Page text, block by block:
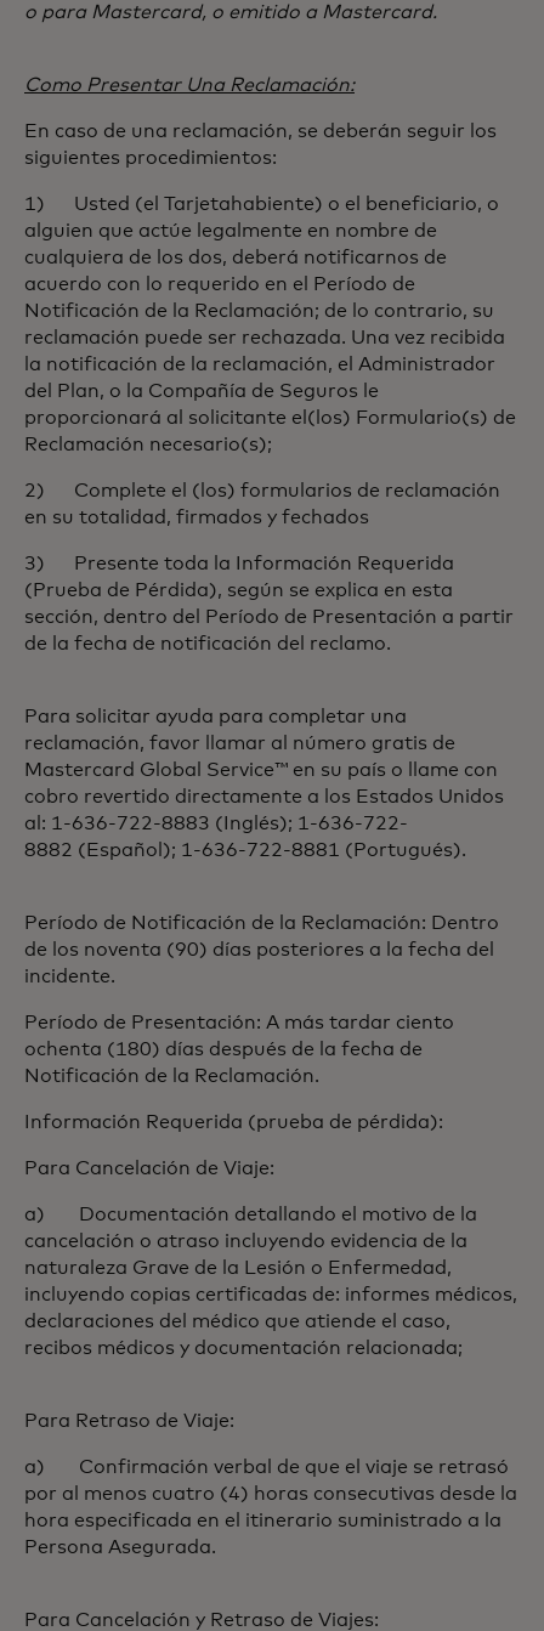
o para Mastercard, o emitido a Mastercard.
Como Presentar Una Reclamación:
En caso de una reclamación, se deberán seguir los
siguientes procedimientos:
1) Usted (el Tarjetahabiente) o el beneficiario, o
alguien que actúe legalmente en nombre de
cualquiera de los dos, deberá notificarnos de
acuerdo con lo requerido en el Período de
Notificación de la Reclamación; de lo contrario, su
reclamación puede ser rechazada. Una vez recibida
la notificación de la reclamación, el Administrador
del Plan, o la Compañía de Seguros le
proporcionará al solicitante el(los) Formulario(s) de
Reclamación necesario(s);
2) Complete el (los) formularios de reclamación
en su totalidad, firmados y fechados
3) Presente toda la Información Requerida
(Prueba de Pérdida), según se explica en esta
sección, dentro del Período de Presentación a partir
de la fecha de notificación del reclamo.
Para solicitar ayuda para completar una
reclamación, favor llamar al número gratis de
Mastercard Global Service™ en su país o llame con
cobro revertido directamente a los Estados Unidos
al: 1-636-722-8883 (Inglés); 1-636-722-
8882 (Español); 1-636-722-8881 (Portugués).
Período de Notificación de la Reclamación: Dentro
de los noventa (90) días posteriores a la fecha del
incidente.
Período de Presentación: A más tardar ciento
ochenta (180) días después de la fecha de
Notificación de la Reclamación.
Información Requerida (prueba de pérdida):
Para Cancelación de Viaje:
a) Documentación detallando el motivo de la
cancelación o atraso incluyendo evidencia de la
naturaleza Grave de la Lesión o Enfermedad,
incluyendo copias certificadas de: informes médicos,
declaraciones del médico que atiende el caso,
recibos médicos y documentación relacionada;
Para Retraso de Viaje:
a) Confirmación verbal de que el viaje se retrasó
por al menos cuatro (4) horas consecutivas desde la
hora especificada en el itinerario suministrado a la
Persona Asegurada.
Para Cancelación y Retraso de Viajes: